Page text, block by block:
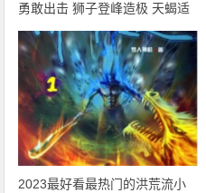
勇敢出击 狮子登峰造极 天蝎适
者生存 摩羯脱胎换骨
2023最好看最热门的洪荒流小